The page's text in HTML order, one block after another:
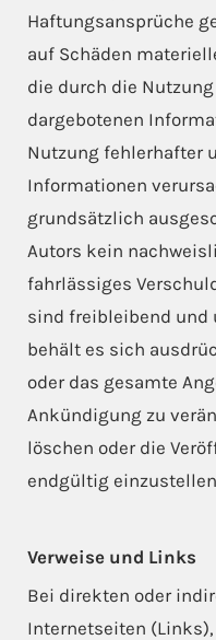
Haftungsansprüche
auf Schäden
die durch die
dargebotenen
Nutzung fehlerhafter
Informationen
grundsätzlich
Autors kein
fahrlässiges
sind freibleibend und
behält es sich
oder das gesamte
Ankündigung zu
löschen oder die
endgültig
Verweise und Links
Bei direkten oder
Internetseiten